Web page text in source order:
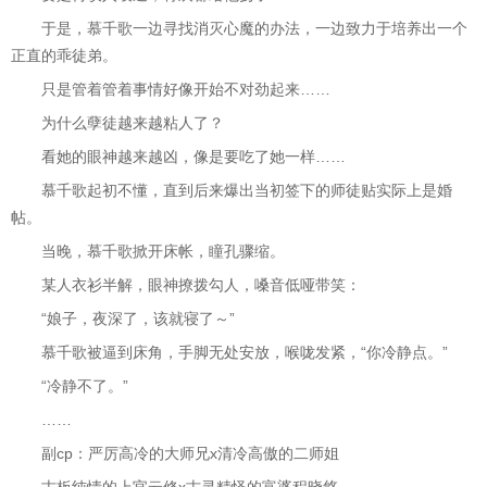
于是，慕千歌一边寻找消灭心魔的办法，一边致力于培养出一个
正直的乖徒弟。
只是管着管着事情好像开始不对劲起来……
为什么孽徒越来越粘人了？
看她的眼神越来越凶，像是要吃了她一样……
慕千歌起初不懂，直到后来爆出当初签下的师徒贴实际上是婚
帖。
当晚，慕千歌掀开床帐，瞳孔骤缩。
某人衣衫半解，眼神撩拨勾人，嗓音低哑带笑：
“娘子，夜深了，该就寝了～”
慕千歌被逼到床角，手脚无处安放，喉咙发紧，“你冷静点。”
“冷静不了。”
副cp：严厉高冷的大师兄x清冷高傲的二师姐